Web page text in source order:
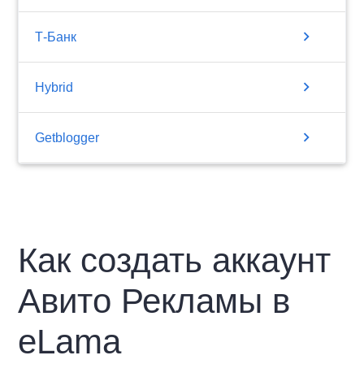
Т-Банк chevron_right
Hybrid chevron_right
Getblogger chevron_right
Как создать аккаунт
Авито Рекламы в
eLama